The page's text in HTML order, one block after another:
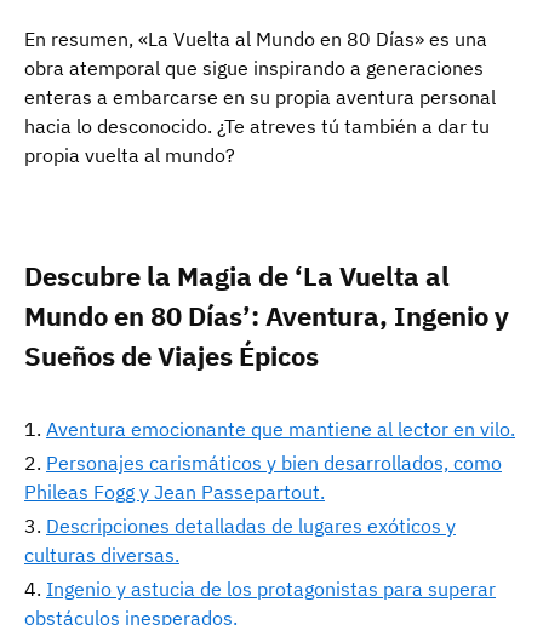
En resumen, «La Vuelta al Mundo en 80 Días» es una
obra atemporal que sigue inspirando a generaciones
enteras a embarcarse en su propia aventura personal
hacia lo desconocido. ¿Te atreves tú también a dar tu
propia vuelta al mundo?
Descubre la Magia de ‘La Vuelta al
Mundo en 80 Días’: Aventura, Ingenio y
Sueños de Viajes Épicos
Aventura emocionante que mantiene al lector en vilo.
Personajes carismáticos y bien desarrollados, como
Phileas Fogg y Jean Passepartout.
Descripciones detalladas de lugares exóticos y
culturas diversas.
Ingenio y astucia de los protagonistas para superar
obstáculos inesperados.